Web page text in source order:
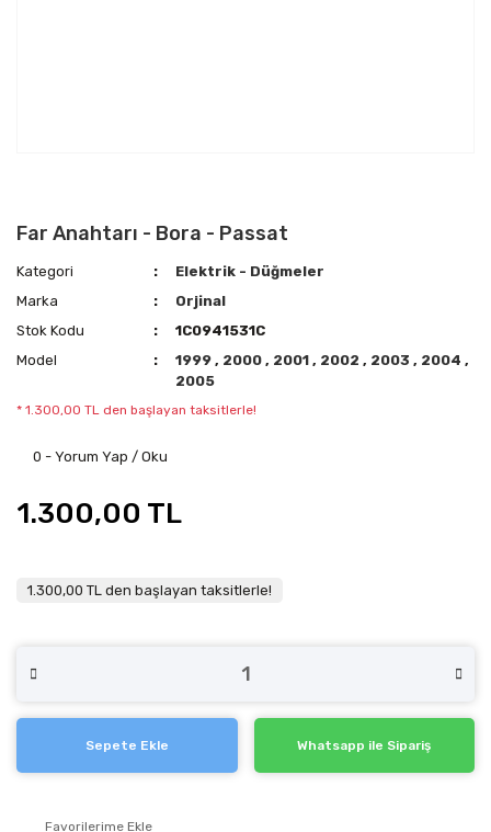
Far Anahtarı - Bora - Passat
Kategori
Elektrik - Düğmeler
Marka
Orjinal
Stok Kodu
1C0941531C
Model
1999, 2000, 2001, 2002, 2003, 2004,
2005
* 1.300,00 TL den başlayan taksitlerle!
0 - Yorum Yap / Oku
1.300,00 TL
1.300,00 TL den başlayan taksitlerle!
Sepete Ekle Whatsapp ile Sipariş